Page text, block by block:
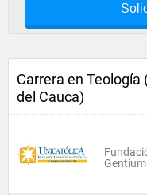
Carrera en Teología
del Cauca)
Gentium